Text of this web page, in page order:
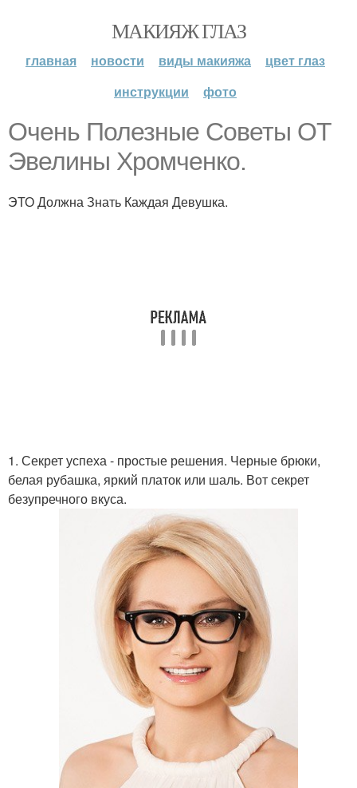
МАКИЯЖ ГЛАЗ
главная новости виды макияжа
цвет глаз
инструкции
фото
Очень Полезные Советы ОТ
Эвелины Хромченко.
ЭТО Должна Знать Каждая Девушка.
1. Секрет успеха - простые решения. Черные брюки,
белая рубашка, яркий платок или шаль. Вот секрет
безупречного вкуса.